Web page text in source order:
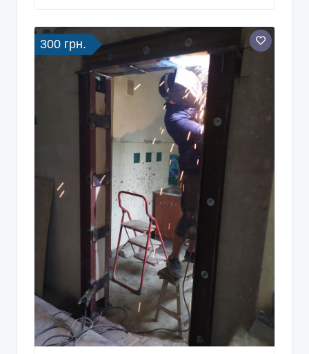
300 грн.